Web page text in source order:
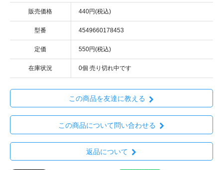
販売価格 440円(税込)
型番 4549660178453
定価 550円(税込)
在庫状況 0個 売り切れ中です
この商品を友達に教える
この商品について問い合わせる
返品について